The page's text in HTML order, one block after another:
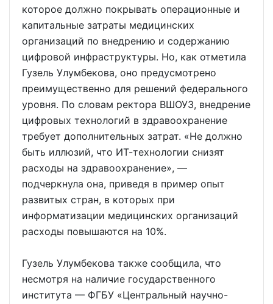
которое должно покрывать операционные и
капитальные затраты медицинских
организаций по внедрению и содержанию
цифровой инфраструктуры. Но, как отметила
Гузель Улумбекова, оно предусмотрено
преимущественно для решений федерального
уровня. По словам ректора ВШОУЗ, внедрение
цифровых технологий в здравоохранение
требует дополнительных затрат. «Не должно
быть иллюзий, что ИТ-технологии снизят
расходы на здравоохранение», —
подчеркнула она, приведя в пример опыт
развитых стран, в которых при
информатизации медицинских организаций
расходы повышаются на 10%.
Гузель Улумбекова также сообщила, что
несмотря на наличие государственного
института — ФГБУ «Центральный научно-